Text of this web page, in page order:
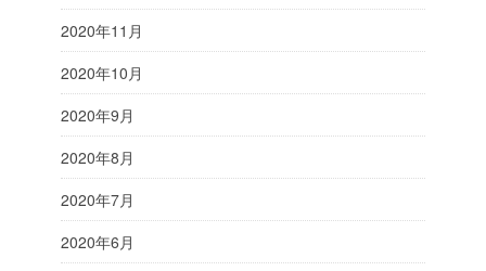
2020年11月
2020年10月
2020年9月
2020年8月
2020年7月
2020年6月